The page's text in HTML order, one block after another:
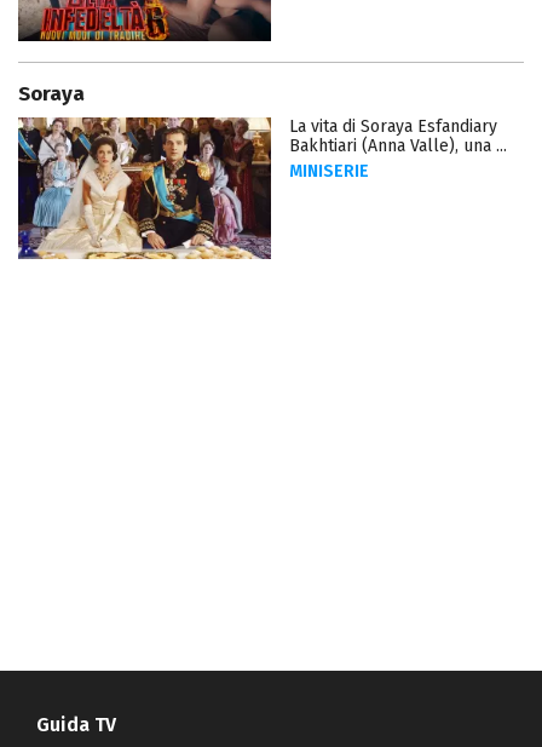
Soraya
La vita di Soraya Esfandiary
Bakhtiari (Anna Valle), una ...
MINISERIE
Guida TV